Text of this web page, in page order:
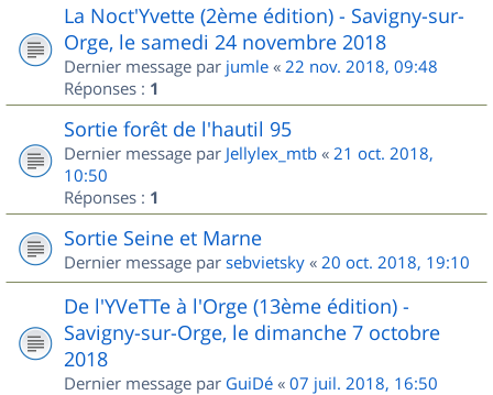
La Noct'Yvette (2ème édition) - Savigny-sur-
Orge, le samedi 24 novembre 2018
Dernier message par jumle « 22 nov. 2018, 09:48
Réponses : 1
Sortie forêt de l'hautil 95
Dernier message par Jellylex_mtb « 21 oct. 2018,
10:50
Réponses : 1
Sortie Seine et Marne
Dernier message par sebvietsky « 20 oct. 2018, 19:10
De l'YVeTTe à l'Orge (13ème édition) -
Savigny-sur-Orge, le dimanche 7 octobre
2018
Dernier message par GuiDé « 07 juil. 2018, 16:50